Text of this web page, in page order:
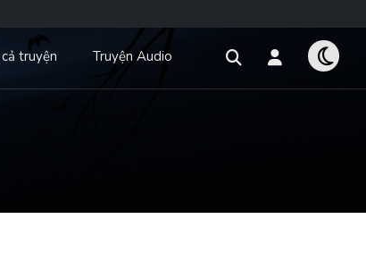
truyện Truyện Audio